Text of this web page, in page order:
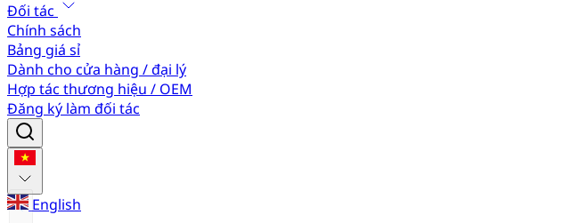
Đối tác
Chính sách
Bảng giá sỉ
Dành cho cửa hàng / đại lý
Hợp tác thương hiệu / OEM
Đăng ký làm đối tác
English